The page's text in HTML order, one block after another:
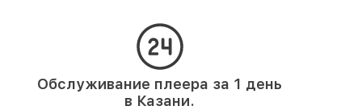
Обслуживание плеера за 1 день
в Казани.